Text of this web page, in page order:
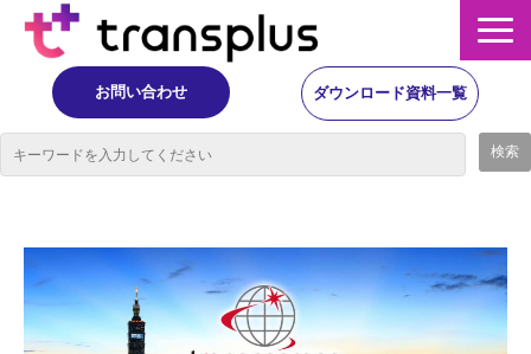
お問い合わせ ダウンロード資料一覧
イベント・レポート